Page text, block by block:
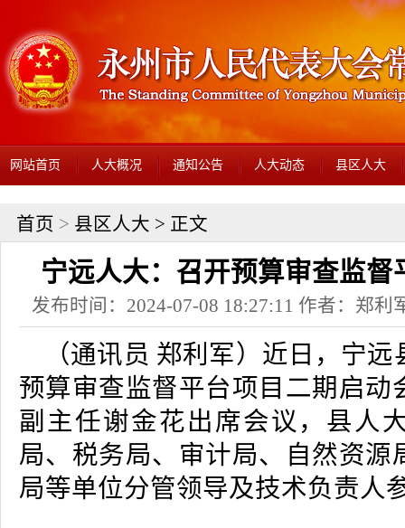
网站首页 人大概况 通知公告 人大动态 县区人大
首页 > 县区人大 > 正文
宁远人大：召开预算审查监督
发布时间：2024-07-08 18:27:11 作者：郑利
（通讯员 郑利军）近日，宁
预算审查监督平台项目二期启动
副主任谢金花出席会议，县人
局、税务局、审计局、自然资源
局等单位分管领导及技术负责人